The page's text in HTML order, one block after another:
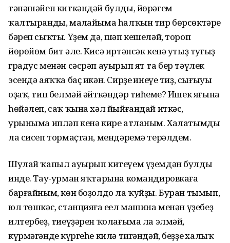
тәпәшәйеп киткәндәй булды, йөрәгем
ҡалтыранды, маңлайыма һалҡын тир бөрсөктәре
бәреп сыҡты. Үҙем дә, шәп кешеләй, тороп
йөрөйөм бит әле. Кисә иртәнсәк кенә утыҙ туғыҙ
градус менән сәсрәп ауырып ят та бер тәүлек
эсендә аяҡҡа баҫ икән. Сирҙең инеүе тиҙ, сығыуы
оҙаҡ, тип белмәй әйткәндәр тиһеңме? Ишек яғына
һөйәлеп, саҡ ҡына хәл йыйғандай иткәс,
урыныма ипләп кенә кире атланым. Халатымды
ла сисеп тормаҫтан, мендәремә терәлдем.
Шулай ҡапыл ауырып китеүем үҙемдән булды
инде. Тау-урман яҡтарына командировкаға
барғайным, көн боҙолдо ла ҡуйҙы. Буран тымып,
юл төшкәс, станцияға еңел машина менән үҙебеҙ
илтербеҙ, тиеүҙәрен ҡолағыма ла элмәй,
күрмәгәндең күргеһе килә тигәндәй, беҙҙең халыҡ